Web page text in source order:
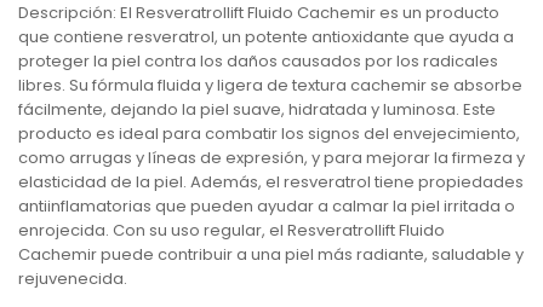
Descripción: El Resveratrollift Fluido Cachemir es un producto
que contiene resveratrol, un potente antioxidante que ayuda a
proteger la piel contra los daños causados por los radicales
libres. Su fórmula fluida y ligera de textura cachemir se absorbe
fácilmente, dejando la piel suave, hidratada y luminosa. Este
producto es ideal para combatir los signos del envejecimiento,
como arrugas y líneas de expresión, y para mejorar la firmeza y
elasticidad de la piel. Además, el resveratrol tiene propiedades
antiinflamatorias que pueden ayudar a calmar la piel irritada o
enrojecida. Con su uso regular, el Resveratrollift Fluido
Cachemir puede contribuir a una piel más radiante, saludable y
rejuvenecida.